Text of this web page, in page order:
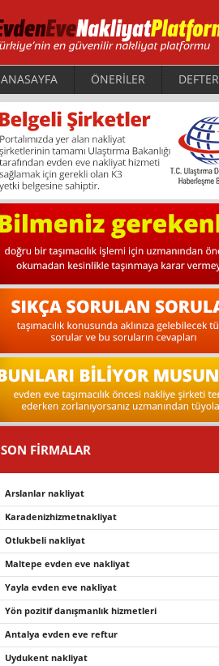
ANASAYFA ÖNERİLER DEFTER
SON FİRMALAR
arslanlar nakliyat
karadenizhizmetnakliyat
otlukbeli̇ nakli̇yat
maltepe evden eve nakli̇yat
yayla evden eve nakliyat
yön pozitif danışmanlık hizmetleri
antalya evden eve reftur
uydukent nakliyat